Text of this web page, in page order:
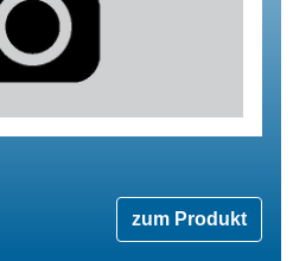
zum Produkt